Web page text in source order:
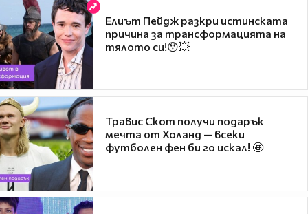
Елиът Пейдж разкри истинската
причина за трансформацията на
тялото си!😯💥
Травис Скот получи подарък
мечта от Холанд — всеки
футболен фен би го искал! 🤩